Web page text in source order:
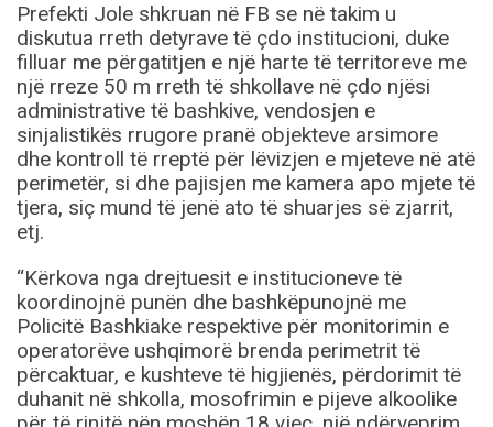
Prefekti Jole shkruan në FB se në takim u
diskutua rreth detyrave të çdo institucioni, duke
filluar me përgatitjen e një harte të territoreve me
një rreze 50 m rreth të shkollave në çdo njësi
administrative të bashkive, vendosjen e
sinjalistikës rrugore pranë objekteve arsimore
dhe kontroll të rreptë për lëvizjen e mjeteve në atë
perimetër, si dhe pajisjen me kamera apo mjete të
tjera, siç mund të jenë ato të shuarjes së zjarrit,
etj.
“Kërkova nga drejtuesit e institucioneve të
koordinojnë punën dhe bashkëpunojnë me
Policitë Bashkiake respektive për monitorimin e
operatorëve ushqimorë brenda perimetrit të
përcaktuar, e kushteve të higjienës, përdorimit të
duhanit në shkolla, mosofrimin e pijeve alkoolike